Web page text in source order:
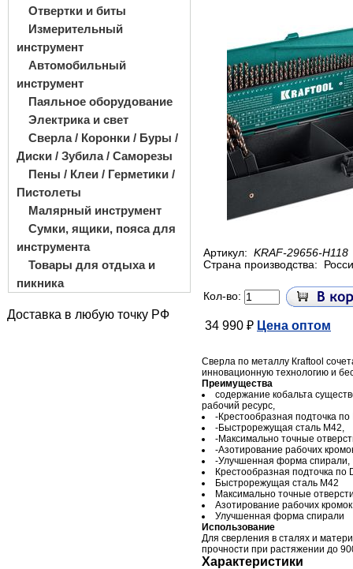
Отвертки и биты
Измерительный
инструмент
Автомобильный
инструмент
Паяльное оборудование
Электрика и свет
Сверла / Коронки / Буры /
Диски / Зубила / Саморезы
Пены / Клеи / Герметики /
Пистолеты
Малярный инструмент
Сумки, ящики, пояса для
инструмента
Товары для отдыха и
пикника
Доставка в любую точку РФ
Артикул: KRAF-29656-H118
Страна производства:
Кол-во:
34 990 ₽ Цена оптом
Сверла по металлу Кraftool
инновационную технологию и
Преимущества
содержание кобальта
рабочий ресурс,
-Крестообразная подточка
-Быстрорежущая сталь М42,
-Максимально точные
-Азотирование рабочих
-Улучшенная форма спирали,
Крестообразная подточка по
Быстрорежущая сталь М42
Максимально точные
Азотирование рабочих кромок
Улучшенная форма спирали
Использование
Для сверления в сталях и
прочности при растяжении до
Характеристики